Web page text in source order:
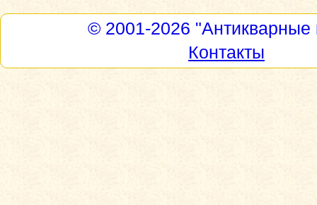
© 2001-2026 "Антикварные
Контакты